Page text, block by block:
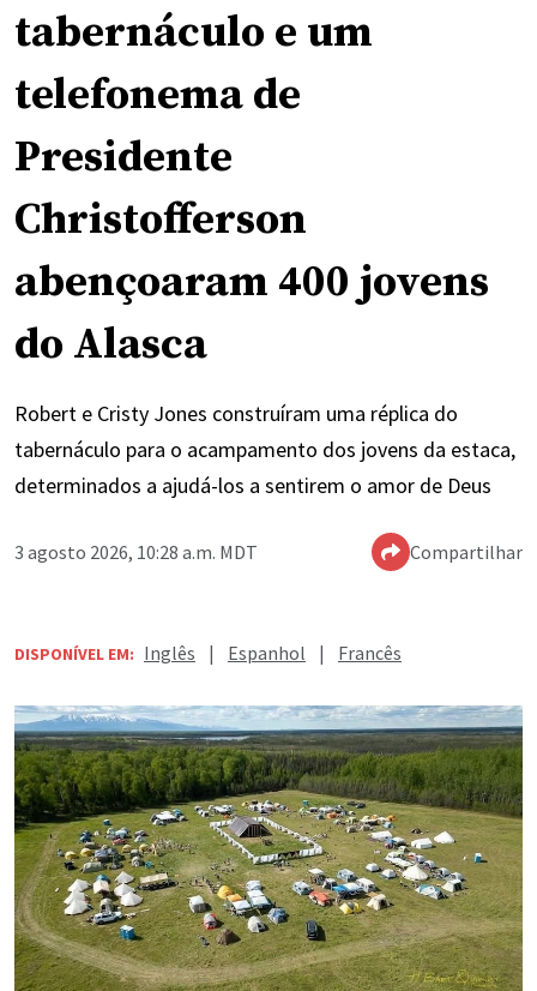
tabernáculo e um
telefonema de
Presidente
Christofferson
abençoaram 400 jovens
do Alasca
Robert e Cristy Jones construíram uma réplica do
tabernáculo para o acampamento dos jovens da estaca,
determinados a ajudá-los a sentirem o amor de Deus
3 agosto 2026, 10:28 a.m. MDT Compartilhar
DISPONÍVEL EM: Inglês | Espanhol | Francês